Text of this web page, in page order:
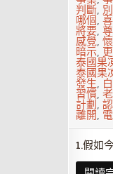
判斷,
哪個,
將要,
感覺,
暗示,
泰國果
泰國果
發生,
習慣,
計劃,
離開,
1.假如